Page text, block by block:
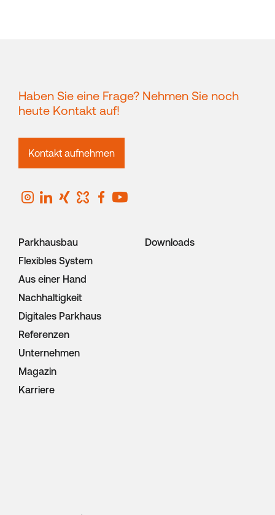
Haben Sie eine Frage? Nehmen Sie noch
heute Kontakt auf!
Kontakt aufnehmen
Parkhausbau
Flexibles System
Aus einer Hand
Nachhaltigkeit
Digitales Parkhaus
Referenzen
Unternehmen
Magazin
Karriere
Downloads